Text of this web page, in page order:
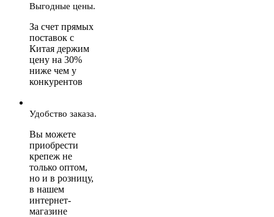
Выгодные цены.
За счет прямых
поставок с
Китая держим
цену на 30%
ниже чем у
конкурентов
Удобство заказа.
Вы можете
приобрести
крепеж не
только оптом,
но и в розницу,
в нашем
интернет-
магазине